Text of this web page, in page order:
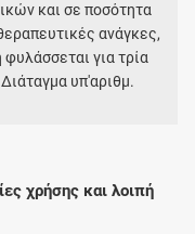
και σε ποσότητα
ανάγκες,
για τρία
υπ'αριθμ.
χρήσης και λοιπή